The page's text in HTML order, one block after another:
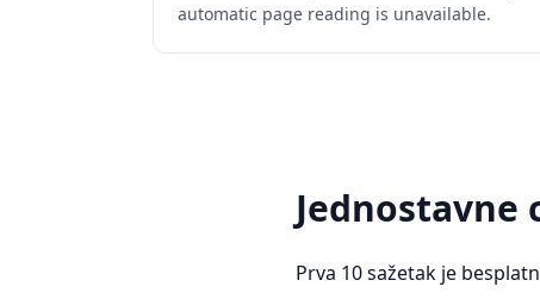
automatic page reading is unavailable.
Jednostavne
Prva 10 sažetak je